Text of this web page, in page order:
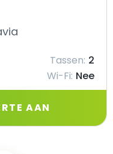
Tassen: 2
Wi-Fi: Nee
AAN